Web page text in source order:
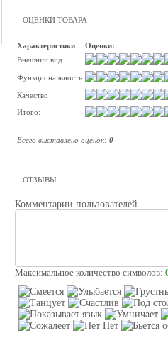
ОЦЕНКИ ТОВАРА
Характеристики
Оценки:
Внешний вид
Функциональность
Качество
Итого:
Всего выставлено оценок: 0
ОТЗЫВЫ
Комментарии пользователей
Максимальное количество символов: